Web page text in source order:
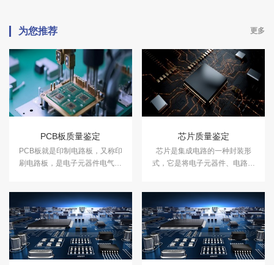
为您推荐 更多
PCB板质量鉴定
​PCB板就是印制电路板，又称印
刷电路板，是电子元器件电气连
开展PCB板质量鉴定服务，具备
司法鉴定资质能力。
芯片质量鉴定
芯片是集成电路的一种封装形
式，它是将电子元器件、电路和
检测开展芯片质量鉴定服务。